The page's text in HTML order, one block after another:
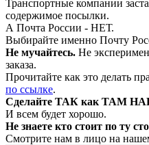
Транспортные компании
содержимое посылки.
А Почта России - НЕТ.
Выбирайте именно Почту
Не мучайтесь. Не
заказа.
Прочитайте как это делать
по ссылке.
Сделайте ТАК как ТАМ
И всем будет хорошо.
Не знаете кто стоит по ту
Смотрите нам в лицо на